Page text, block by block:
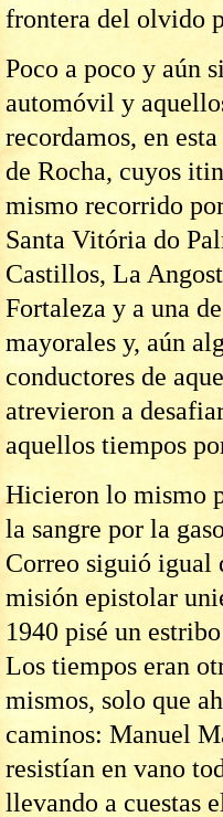
frontera del olvido
Poco a poco y aún
automóvil y
recordamos, en
de Rocha, cuyos
mismo recorrido
Santa Vitória do
Castillos, La
Fortaleza y a una
mayorales y, aún
conductores de
atrevieron a
aquellos tiempos
Hicieron lo mismo
la sangre por la
Correo siguió igual
misión epistolar
1940 pisé un
Los tiempos eran
mismos, solo que
caminos: Manuel
resistían en vano
llevando a cuestas